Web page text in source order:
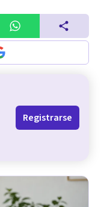
Registrarse